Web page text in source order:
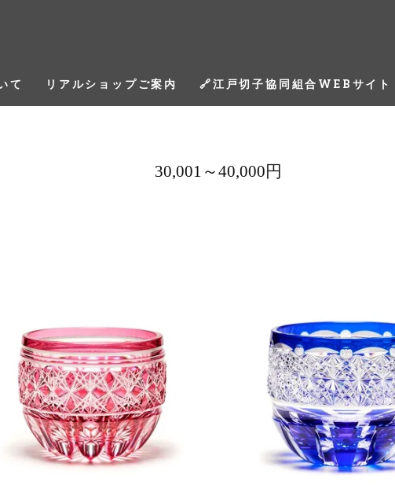
て リアルショップご案内 🔗江戸切子協同組合WEBサイト
30,001～40,000円